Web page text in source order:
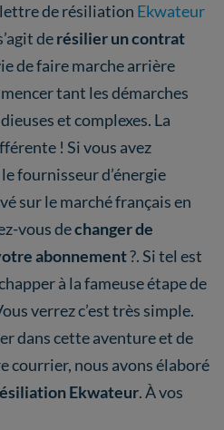
de résiliation Ekwateur
derésilier un contrat
de faire marche arrière
tant les démarches
et complexes. La
! Si vous avez
fournisseur d’énergie
sur le marché français en
vous dechanger de
abonnement?. Si tel est
à la fameuse étape de
verrez c’est très simple.
dans cette aventure et de
courrier, nous avons élaboré
Ekwateur. À vos